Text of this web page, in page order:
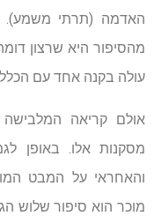
האדמה (תרתי משמע).
מהסיפור היא שרצון
עולה בקנה אחד עם
אולם קריאה
מסקנות אלו. באופן
והאחראי על המבט
מוכר הוא סיפור שלוש